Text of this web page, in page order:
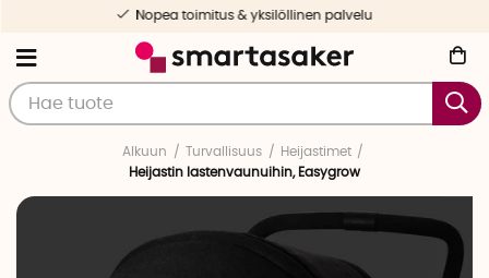
Nopea toimitus & yksilöllinen palvelu
Alkuun Turvallisuus
Heijastimet
Heijastin lastenvaunuihin, Easygrow